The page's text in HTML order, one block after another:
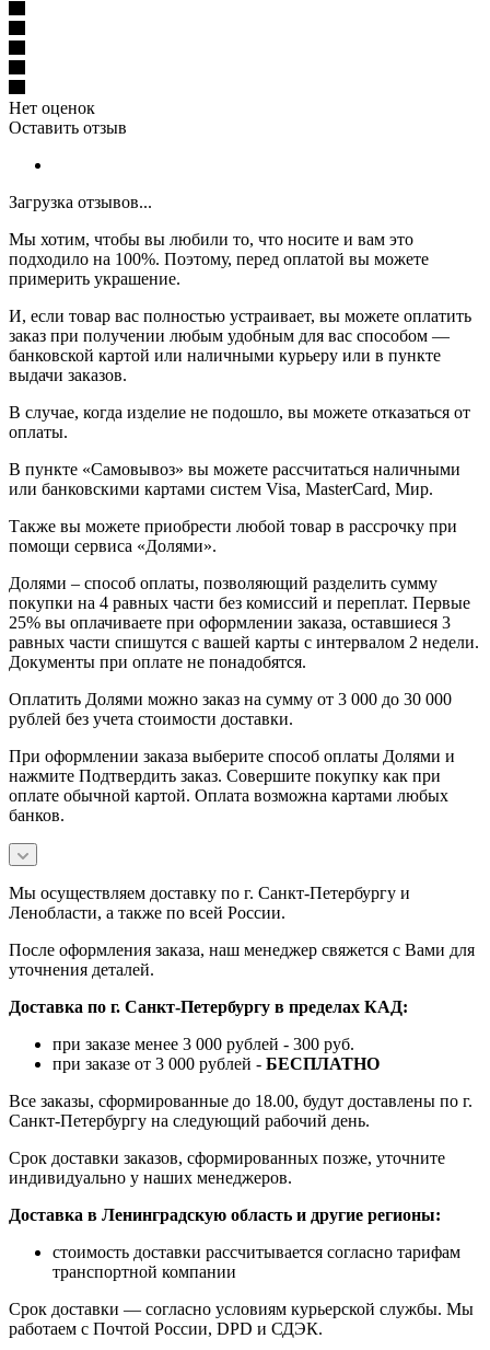
Нет оценок
Оставить отзыв
Загрузка отзывов...
Мы хотим, чтобы вы любили то, что носите и вам это
подходило на 100%. Поэтому, перед оплатой вы можете
примерить украшение.
И, если товар вас полностью устраивает, вы можете оплатить
заказ при получении любым удобным для вас способом —
банковской картой или наличными курьеру или в пункте
выдачи заказов.
В случае, когда изделие не подошло, вы можете отказаться от
оплаты.
В пункте «Самовывоз» вы можете рассчитаться наличными
или банковскими картами систем Visa, MasterCard, Мир.
Также вы можете приобрести любой товар в рассрочку при
помощи сервиса «Долями».
Долями – способ оплаты, позволяющий разделить сумму
покупки на 4 равных части без комиссий и переплат. Первые
25% вы оплачиваете при оформлении заказа, оставшиеся 3
равных части спишутся с вашей карты с интервалом 2 недели.
Документы при оплате не понадобятся.
Оплатить Долями можно заказ на сумму от 3 000 до 30 000
рублей без учета стоимости доставки.
При оформлении заказа выберите способ оплаты Долями и
нажмите Подтвердить заказ. Совершите покупку как при
оплате обычной картой. Оплата возможна картами любых
банков.
Мы осуществляем доставку по г. Санкт-Петербургу и
Ленобласти, а также по всей России.
После оформления заказа, наш менеджер свяжется с Вами для
уточнения деталей.
Доставка по г. Санкт-Петербургу в пределах КАД:
при заказе менее 3 000 рублей - 300 руб.
при заказе от 3 000 рублей - БЕСПЛАТНО
Все заказы, сформированные до 18.00, будут доставлены по г.
Санкт-Петербургу на следующий рабочий день.
Срок доставки заказов, сформированных позже, уточните
индивидуально у наших менеджеров.
Доставка в Ленинградскую область и другие регионы:
стоимость доставки рассчитывается согласно тарифам
транспортной компании
Срок доставки — согласно условиям курьерской службы. Мы
работаем с Почтой России, DPD и СДЭК.